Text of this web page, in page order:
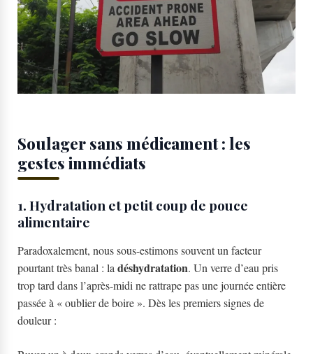
Soulager sans médicament : les
gestes immédiats
1. Hydratation et petit coup de pouce
alimentaire
Paradoxalement, nous sous-estimons souvent un facteur
pourtant très banal : ladéshydratation. Un verre d’eau pris
trop tard dans l’après-midi ne rattrape pas une journée entière
passée à « oublier de boire ». Dès les premiers signes de
douleur :